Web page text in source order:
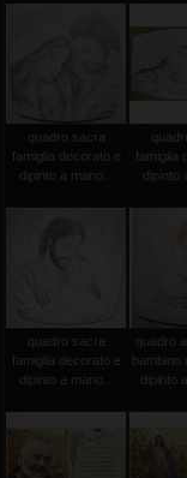
quadro sacra
famiglia decorato e
dipinto a mano...
famiglia
dipinto
quadro sacra
famiglia decorato e
dipinto a mano...
quadro
bambino
dipinto